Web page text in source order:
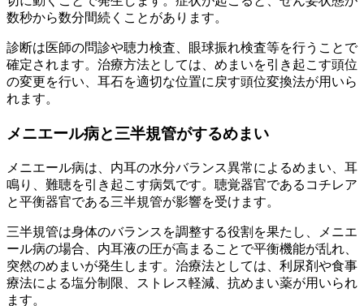
数秒から数分間続くことがあります。
診断は医師の問診や聴力検査、眼球振れ検査等を行うことで
確定されます。治療方法としては、めまいを引き起こす頭位
の変更を行い、耳石を適切な位置に戻す頭位変換法が用いら
れます。
メニエール病と三半規管がするめまい
メニエール病は、内耳の水分バランス異常によるめまい、耳
鳴り、難聴を引き起こす病気です。聴覚器官であるコチレア
と平衡器官である三半規管が影響を受けます。
三半規管は身体のバランスを調整する役割を果たし、メニエ
ール病の場合、内耳液の圧が高まることで平衡機能が乱れ、
突然のめまいが発生します。治療法としては、利尿剤や食事
療法による塩分制限、ストレス軽減、抗めまい薬が用いられ
ます。